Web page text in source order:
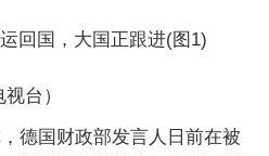
台）
德国财政部发言人日前在被